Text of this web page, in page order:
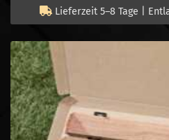
Lieferzeit 5–8 Tage |